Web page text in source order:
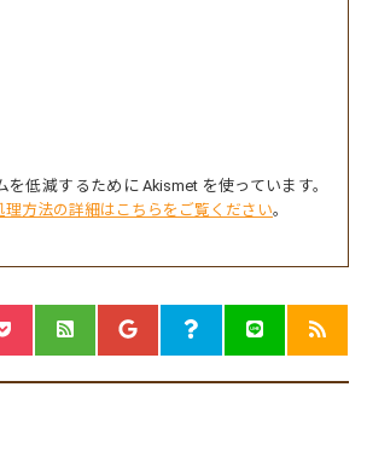
を低減するために Akismet を使っています。
理方法の詳細はこちらをご覧ください。